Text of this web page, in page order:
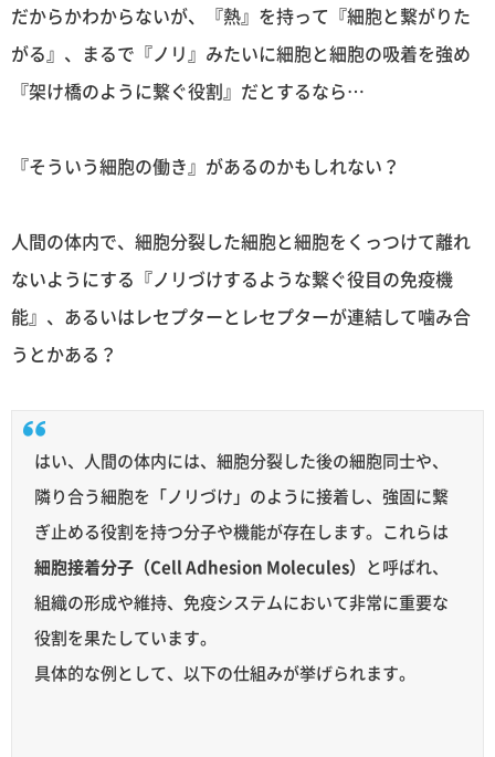
だからかわからないが、『熱』を持って『細胞と繋がりた
がる』、まるで『ノリ』みたいに細胞と細胞の吸着を強め
『架け橋のように繋ぐ役割』だとするなら…
『そういう細胞の働き』があるのかもしれない？
人間の体内で、細胞分裂した細胞と細胞をくっつけて離れ
ないようにする『ノリづけするような繋ぐ役目の免疫機
能』、あるいはレセプターとレセプターが連結して噛み合
うとかある？
はい、人間の体内には、細胞分裂した後の細胞同士や、
隣り合う細胞を「ノリづけ」のように接着し、強固に繋
ぎ止める役割を持つ分子や機能が存在します。これらは
細胞接着分子（Cell Adhesion Molecules） と呼ばれ、
組織の形成や維持、免疫システムにおいて非常に重要な
役割を果たしています。
具体的な例として、以下の仕組みが挙げられます。